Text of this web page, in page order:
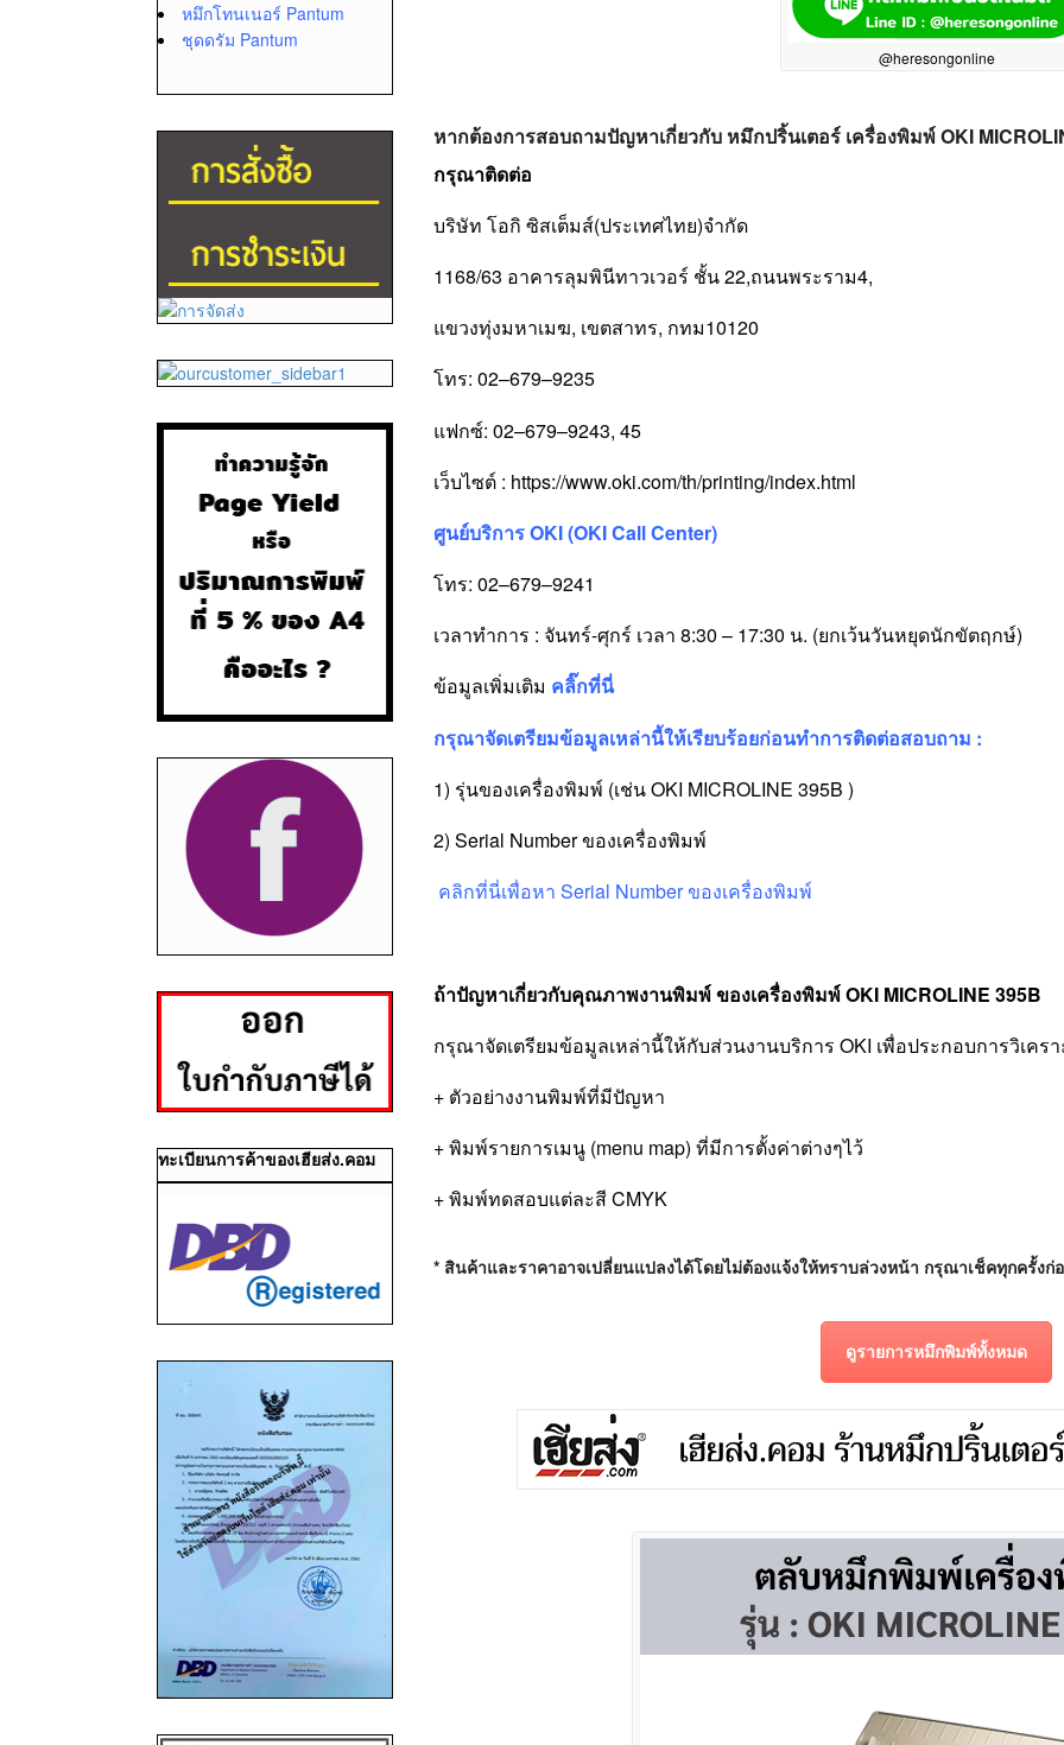
@heresongonline
หากต้องการสอบถามปัญหาเกี่ยวกับ หมึกปริ้นเตอร์ เครื่องพิมพ์ OKI
กรุณาติดต่อ
บริษัท โอกิ ซิสเต็มส์(ประเทศไทย)จำกัด
1168/63 อาคารลุมพินีทาวเวอร์ ชั้น 22,ถนนพระราม4,
แขวงทุ่งมหาเมฆ, เขตสาทร, กทม10120
โทร: 02–679–9235
แฟกซ์: 02–679–9243, 45
เว็บไซต์ : https://www.oki.com/th/printing/index.html
ศูนย์บริการ OKI (OKI Call Center)
โทร: 02–679–9241
เวลาทำการ : จันทร์-ศุกร์ เวลา 8:30 – 17:30 น. (ยกเว้นวันหยุดนักขัตฤกษ์)
ข้อมูลเพิ่มเติม คลิ๊กที่นี่
กรุณาจัดเตรียมข้อมูลเหล่านี้ให้เรียบร้อยก่อนทำการติดต่อสอบถาม :
1) รุ่นของเครื่องพิมพ์ (เช่น OKI MICROLINE 395B )
2) Serial Number ของเครื่องพิมพ์
คลิกที่นี่เพื่อหา Serial Number ของเครื่องพิมพ์
ถ้าปัญหาเกี่ยวกับคุณภาพงานพิมพ์ ของเครื่องพิมพ์ OKI MICROLINE 395B
กรุณาจัดเตรียมข้อมูลเหล่านี้ให้กับส่วนงานบริการ OKI เพื่อประกอบการวิเคร
+ ตัวอย่างงานพิมพ์ที่มีปัญหา
+ พิมพ์รายการเมนู (menu map) ที่มีการตั้งค่าต่างๆไว้
+ พิมพ์ทดสอบแต่ละสี CMYK
* สินค้าและราคาอาจเปลี่ยนแปลงได้โดยไม่ต้องแจ้งให้ทราบล่วงหน้า กรุณาเช็คทุกครั้งก่
ดูรายการหมึกพิมพ์ทั้งหมด
หมึกโทนเนอร์ Pantum
ชุดดรัม Pantum
ทะเบียนการค้าของเฮียส่ง.คอม